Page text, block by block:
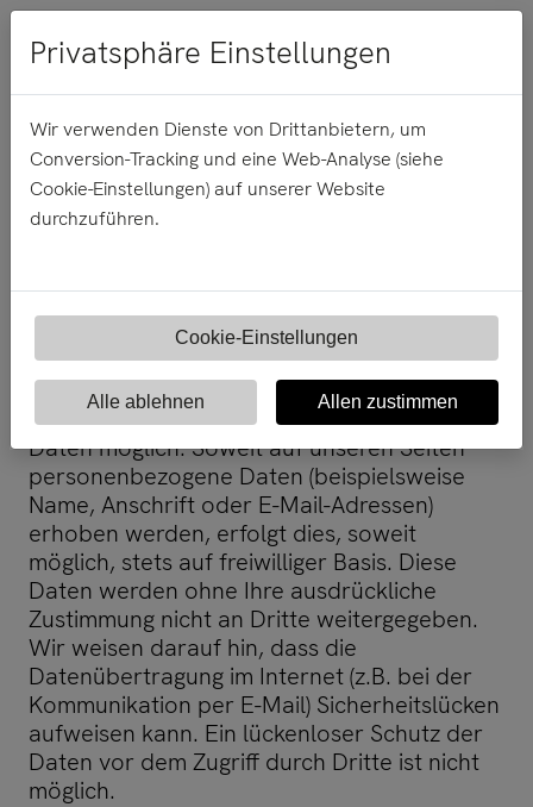
Datenschutz
Die Betreiber dieser Seiten nehmen den
gesetzlichen Datenschutzvorschriften sowie
dieser Datenschutzerklärung.
Die Nutzung unserer Webseite ist in der
Regel ohne Angabe personenbezogener
Daten möglich. Soweit auf unseren Seiten
personenbezogene Daten (beispielsweise
Name, Anschrift oder E-Mail-Adressen)
erhoben werden, erfolgt dies, soweit
möglich, stets auf freiwilliger Basis. Diese
Daten werden ohne Ihre ausdrückliche
Zustimmung nicht an Dritte weitergegeben.
Wir weisen darauf hin, dass die
Datenübertragung im Internet (z.B. bei der
Kommunikation per E-Mail) Sicherheitslücken
aufweisen kann. Ein lückenloser Schutz der
Daten vor dem Zugriff durch Dritte ist nicht
möglich.
Privatsphäre Einstellungen
Wir verwenden Dienste von Drittanbietern, um
Conversion-Tracking und eine Web-Analyse (siehe
Cookie-Einstellungen) auf unserer Website
durchzuführen.
Cookie-Einstellungen
Alle ablehnen Allen zustimmen